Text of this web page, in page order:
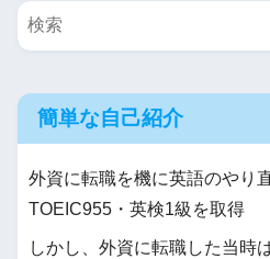
簡単な自己紹介
外資に転職を機に英語のやり
TOEIC955・英検1級を取得
しかし、外資に転職した当時